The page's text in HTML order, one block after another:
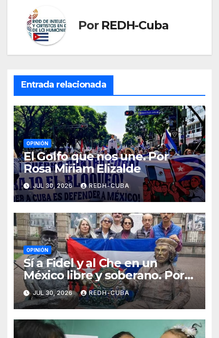
Por REDH-Cuba
Entrada relacionada
OPINIÓN
El Golfo que nos une. Por
Rosa Miriam Elizalde
JUL 30, 2026 REDH-CUBA
OPINIÓN
Sí a Fidel y al Che en un
México libre y soberano. Por
Luis Manuel Arce Issac
JUL 30, 2026 REDH-CUBA